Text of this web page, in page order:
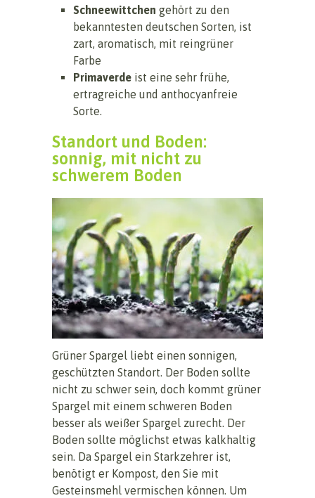
Schneewittchen gehört zu den
bekanntesten deutschen Sorten, ist
zart, aromatisch, mit reingrüner
Farbe
Primaverde ist eine sehr frühe,
ertragreiche und anthocyanfreie
Sorte.
Standort und Boden:
sonnig, mit nicht zu
schwerem Boden
Grüner Spargel liebt einen sonnigen,
geschützten Standort. Der Boden sollte
nicht zu schwer sein, doch kommt grüner
Spargel mit einem schweren Boden
besser als weißer Spargel zurecht. Der
Boden sollte möglichst etwas kalkhaltig
sein. Da Spargel ein Starkzehrer ist,
benötigt er Kompost, den Sie mit
Gesteinsmehl vermischen können. Um